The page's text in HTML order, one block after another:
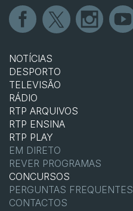
NOTÍCIAS
DESPORTO
TELEVISÃO
RÁDIO
RTP ARQUIVOS
RTP ENSINA
RTP PLAY
EM DIRETO
REVER PROGRAMAS
CONCURSOS
PERGUNTAS FREQUENTES
CONTACTOS